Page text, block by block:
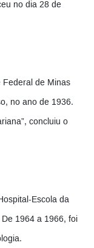
no dia 28 de
de Minas
no ano de 1936.
concluiu o
Escola da
1964 a 1966, foi